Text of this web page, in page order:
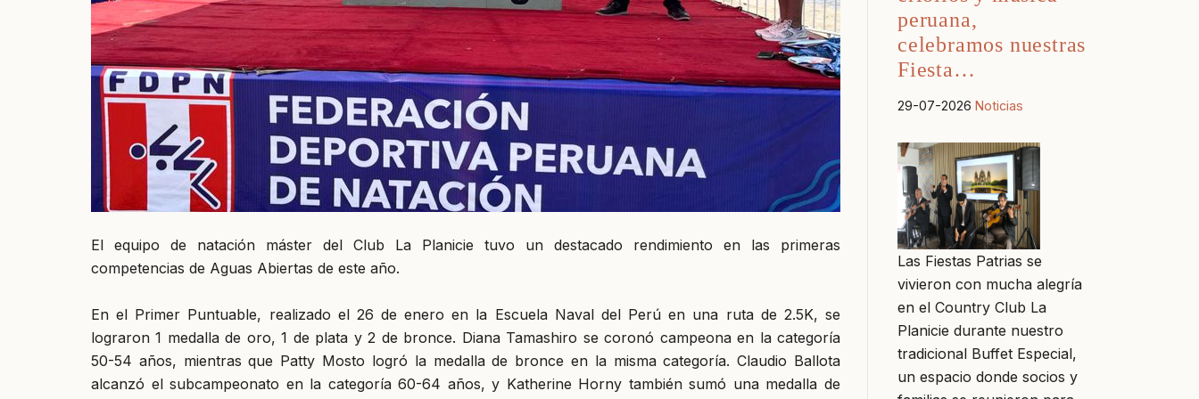
El equipo de natación máster del Club La Planicie tuvo un destacado rendimiento en las primeras
competencias de Aguas Abiertas de este año.
En el Primer Puntuable, realizado el 26 de enero en la Escuela Naval del Perú en una ruta de 2.5K, se
lograron 1 medalla de oro, 1 de plata y 2 de bronce. Diana Tamashiro se coronó campeona en la categoría
50-54 años, mientras que Patty Mosto logró la medalla de bronce en la misma categoría. Claudio Ballota
alcanzó el subcampeonato en la categoría 60-64 años, y Katherine Horny también sumó una medalla de
peruana,
celebramos nuestras
Fiesta…
29-07-2026 Noticias
Las Fiestas Patrias se
vivieron con mucha alegría
en el Country Club La
Planicie durante nuestro
tradicional Buffet Especial,
un espacio donde socios y